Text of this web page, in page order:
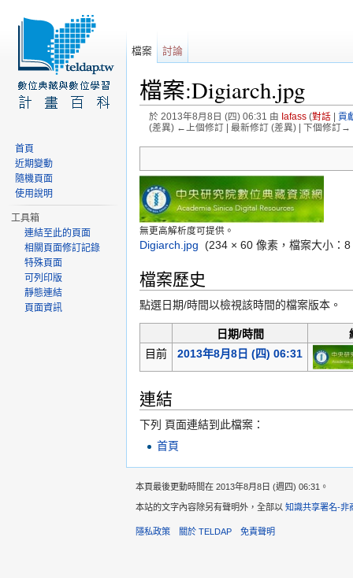
檔案:Digiarch.jpg
於 2013年8月8日 (四) 06:31 由 Iafass(對話| 貢
(差異) ←上個修訂 | 最新修訂 (差異) | 下個修訂→
無更高解析度可提供。
Digiarch.jpg (234 × 60 像素，檔案大小：
檔案歷史
點選日期/時間以檢視該時間的檔案版本。
日期/時間
目前
2013年8月8日 (四) 06:31
連結
下列 頁面連結到此檔案：
首頁
檔案 討論
首頁
近期變動
隨機頁面
使用說明
工具箱
連結至此的頁面
相關頁面修訂記錄
特殊頁面
可列印版
靜態連結
頁面資訊
本頁最後更動時間在 2013年8月8日 (週四) 06:31。
本站的文字內容除另有聲明外，全部以 知識共享署名-非
隱私政策 關於 TELDAP 免責聲明